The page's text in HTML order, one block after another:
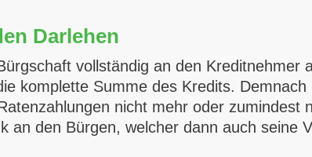
Darlehen
vollständig an den Kreditnehmer
komplette Summe des Kredits.
nicht mehr oder zumindest
an den Bürgen, welcher dann auch seine